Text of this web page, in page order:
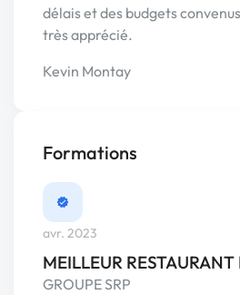
délais et des budgets
très apprécié.
Kevin Montay
Formations
avr. 2023
MEILLEUR
GROUPE SRP